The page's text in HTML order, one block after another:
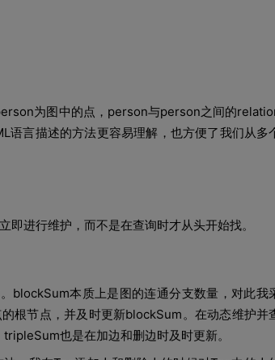
为图中的点， person与person之间的
语言描述的方法更容易理解，也方便了我们从多
进行维护，而不是在查询时才从头开始找。
blockSum本质上是图的连通分支数量，对此我
根节点，并及时更新blockSum。在动态维护并
tripleSum也是在加边和删边时及时更新。